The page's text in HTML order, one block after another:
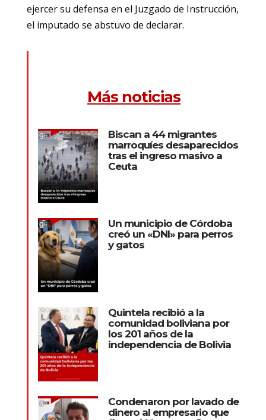
ejercer su defensa en el Juzgado de Instrucción,
el imputado se abstuvo de declarar.
Más noticias
Biscan a 44 migrantes
marroquíes desaparecidos
tras el ingreso masivo a
Ceuta
Un municipio de Córdoba
creó un «DNI» para perros
y gatos
Quintela recibió a la
comunidad boliviana por
los 201 años de la
independencia de Bolivia
Condenaron por lavado de
dinero al empresario que